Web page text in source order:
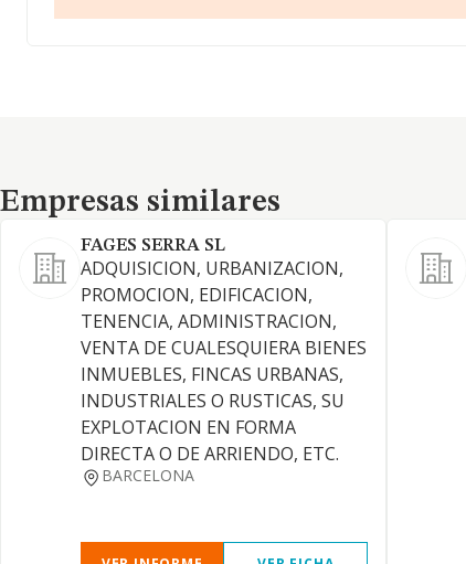
Empresas similares
Empresas similares
FAGES SERRA SL
ADQUISICION, URBANIZACION,
PROMOCION, EDIFICACION,
TENENCIA, ADMINISTRACION,
VENTA DE CUALESQUIERA BIENES
INMUEBLES, FINCAS URBANAS,
INDUSTRIALES O RUSTICAS, SU
EXPLOTACION EN FORMA
DIRECTA O DE ARRIENDO, ETC.
BARCELONA